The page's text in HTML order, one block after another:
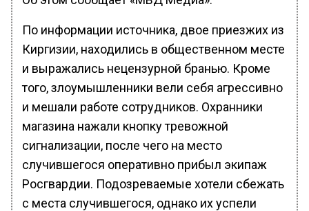
По информации источника, двое приезжих из
Киргизии, находились в общественном месте
и выражались нецензурной бранью. Кроме
того, злоумышленники вели себя агрессивно
и мешали работе сотрудников. Охранники
магазина нажали кнопку тревожной
сигнализации, после чего на место
случившегося оперативно прибыл экипаж
Росгвардии. Подозреваемые хотели сбежать
с места случившегося, однако их успели